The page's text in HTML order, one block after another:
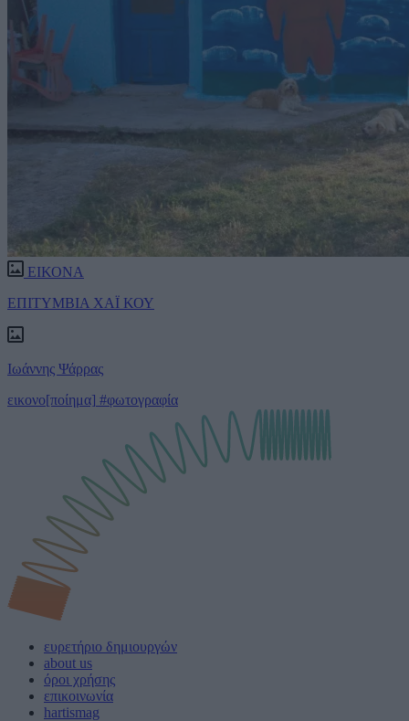
ΕΙΚΟΝΑ
ΕΠΙΤΥΜΒΙΑ ΧΑΪ ΚΟΥ
Ιωάννης Ψάρρας
εικονο[ποίημα] #φωτογραφία
ευρετήριο δημιουργών
about us
όροι χρήσης
επικοινωνία
hartismag